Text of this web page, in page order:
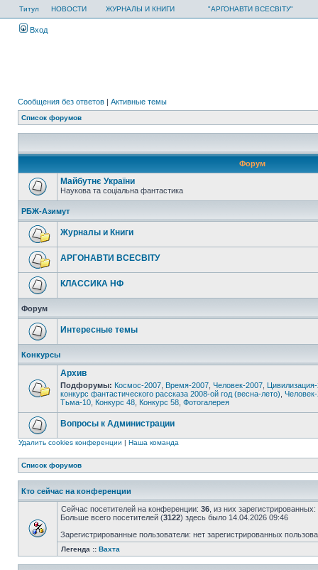
Титул НОВОСТИ ЖУРНАЛЫ И КНИГИ "АРГОНАВТИ ВСЕСВІТУ"
Вход
Сообщения без ответов | Активные темы
Список форумов
Форум
Майбутнє України
Наукова та соціальна фантастика
РБЖ-Азимут
Журналы и Книги
АРГОНАВТИ ВСЕСВIТУ
КЛАССИКА НФ
Форум
Интересные темы
Конкурсы
Архив
Подфорумы: Космос-2007 Время-2007 Человек-2007
конкурс фантастического рассказа 2008-ой год (весна-лето)
Тьма-10 Конкурс 48 Конкурс 58 Фотогалерея
Вопросы к Администрации
Удалить cookies конференции | Наша команда
Список форумов
Кто сейчас на конференции
Сейчас посетителей на конференции: 36 , из них
Больше всего посетителей (3122) здесь было 14.04.2026 09:46
Зарегистрированные пользователи: нет зарегистрированных
Легенда :: Вахта